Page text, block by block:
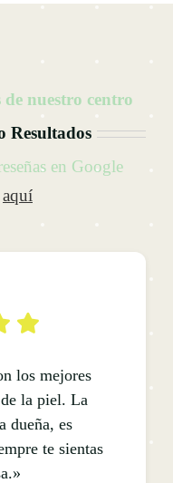
nuestro centro
Resultados
en Google
aquí
los mejores
la piel. La
dueña, es
te sientas